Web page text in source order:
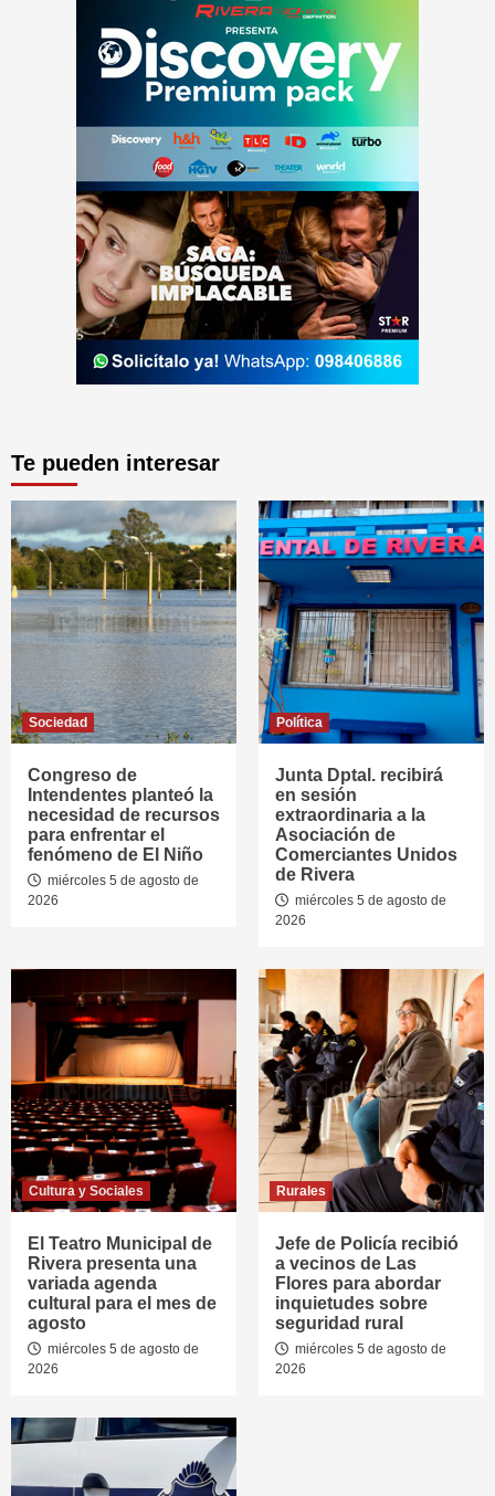
Te pueden interesar
Sociedad
Congreso de
Intendentes planteó la
necesidad de recursos
para enfrentar el
fenómeno de El Niño
miércoles 5 de agosto de
2026
Política
Junta Dptal. recibirá
en sesión
extraordinaria a la
Asociación de
Comerciantes Unidos
de Rivera
miércoles 5 de agosto de
2026
Cultura y Sociales
El Teatro Municipal de
Rivera presenta una
variada agenda
cultural para el mes de
agosto
miércoles 5 de agosto de
2026
Rurales
Jefe de Policía recibió
a vecinos de Las
Flores para abordar
inquietudes sobre
seguridad rural
miércoles 5 de agosto de
2026